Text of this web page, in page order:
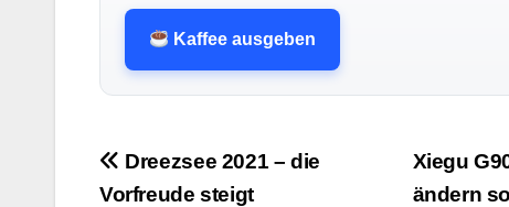
Kaffee ausgeben
Beitragsnavigation
Xiegu
ändern
Dreezsee 2021 – die
Vorfreude steigt